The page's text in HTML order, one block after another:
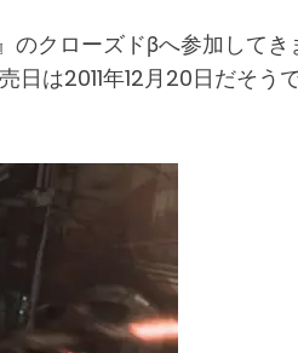
クローズドβへ参加してき
は2011年12月20日だそ